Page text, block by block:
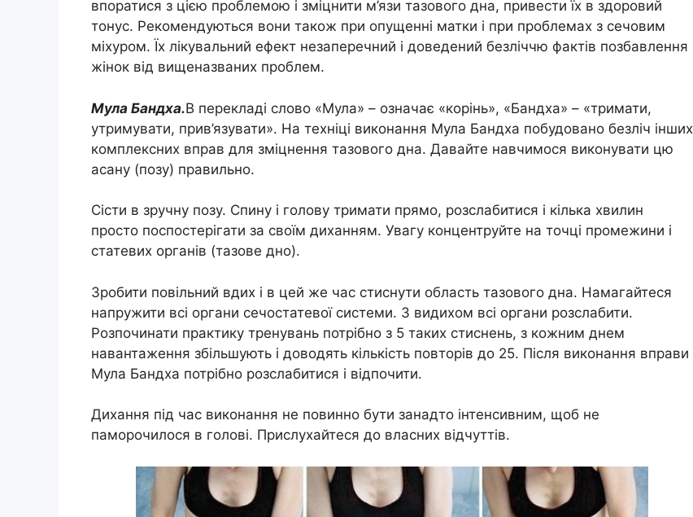
впоратися з цією проблемою і зміцнити м’язи тазового дна, привести їх в здоровий
тонус. Рекомендуються вони також при опущенні матки і при проблемах з сечовим
міхуром. Їх лікувальний ефект незаперечний і доведений безліччю фактів позбавлення
жінок від вищеназваних проблем.
Мула Бандха.В перекладі слово «Мула» – означає «корінь», «Бандха» – «тримати,
утримувати, прив’язувати». На техніці виконання Мула Бандха побудовано безліч інших
комплексних вправ для зміцнення тазового дна. Давайте навчимося виконувати цю
асану (позу) правильно.
Сісти в зручну позу. Спину і голову тримати прямо, розслабитися і кілька хвилин
просто поспостерігати за своїм диханням. Увагу концентруйте на точці промежини і
статевих органів (тазове дно).
Зробити повільний вдих і в цей же час стиснути область тазового дна. Намагайтеся
напружити всі органи сечостатевої системи. З видихом всі органи розслабити.
Розпочинати практику тренувань потрібно з 5 таких стиснень, з кожним днем
навантаження збільшують і доводять кількість повторів до 25. Після виконання вправи
Мула Бандха потрібно розслабитися і відпочити.
Дихання під час виконання не повинно бути занадто інтенсивним, щоб не
паморочилося в голові. Прислухайтеся до власних відчуттів.